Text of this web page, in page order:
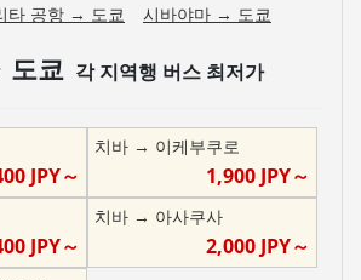
타 공항 → 도쿄 시바야마 → 도쿄
도쿄 각 지역행 버스 최저가
JPY～
치바→ 이케부쿠로
1,900 JPY～
JPY～
치바→ 아사쿠사
2,000 JPY～